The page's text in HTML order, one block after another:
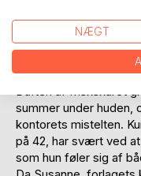
kort kan du gøre
Duften af friskskåret
summer under
kontorets mistelten.
på 42, har svært ved
som hun føler sig af
NÆGT